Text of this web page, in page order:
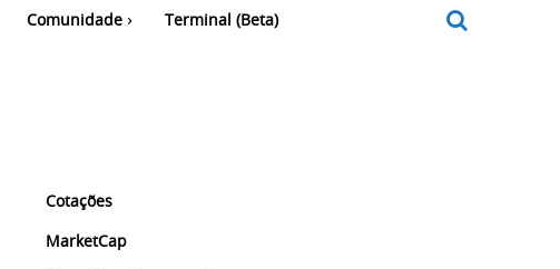
Comunidade Terminal (Beta)
Cotações
MarketCap